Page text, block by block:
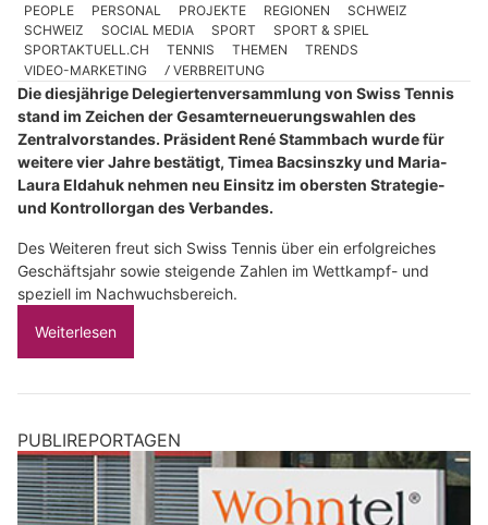
PEOPLE
PERSONAL PROJEKTE REGIONEN
SCHWEIZ
SCHWEIZ
SOCIAL MEDIA SPORT
SPORT & SPIEL
SPORTAKTUELL.CH
TENNIS THEMEN
TRENDS
VIDEO-MARKETING
Ⳇ VERBREITUNG
Die diesjährige Delegiertenversammlung von Swiss Tennis
stand im Zeichen der Gesamterneuerungswahlen des
Zentralvorstandes. Präsident René Stammbach wurde für
weitere vier Jahre bestätigt, Timea Bacsinszky und Maria-
Laura Eldahuk nehmen neu Einsitz im obersten Strategie-
und Kontrollorgan des Verbandes.
Des Weiteren freut sich Swiss Tennis über ein erfolgreiches
Geschäftsjahr sowie steigende Zahlen im Wettkampf- und
speziell im Nachwuchsbereich.
Weiterlesen
PUBLIREPORTAGEN